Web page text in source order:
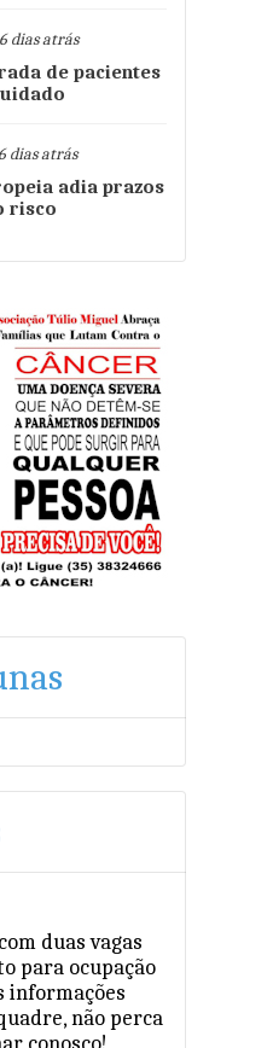
dias atrás
de pacientes
dias atrás
adia prazos
risco
duas vagas
para ocupação
informações
não perca